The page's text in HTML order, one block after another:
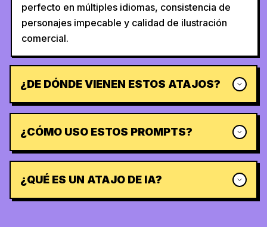
perfecto en múltiples idiomas, consistencia de
personajes impecable y calidad de ilustración
comercial.
¿DE DÓNDE VIENEN ESTOS ATAJOS?
¿CÓMO USO ESTOS PROMPTS?
¿QUÉ ES UN ATAJO DE IA?